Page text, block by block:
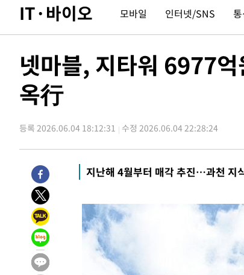
IT·바이오 모바일 인터넷/SNS
넷마블, 지타워 6977
옥行
등록 2026.06.04 18:12:31 수정 2026.06.04 22:28:24
지난해 4월부터 매각 추진…과천 지